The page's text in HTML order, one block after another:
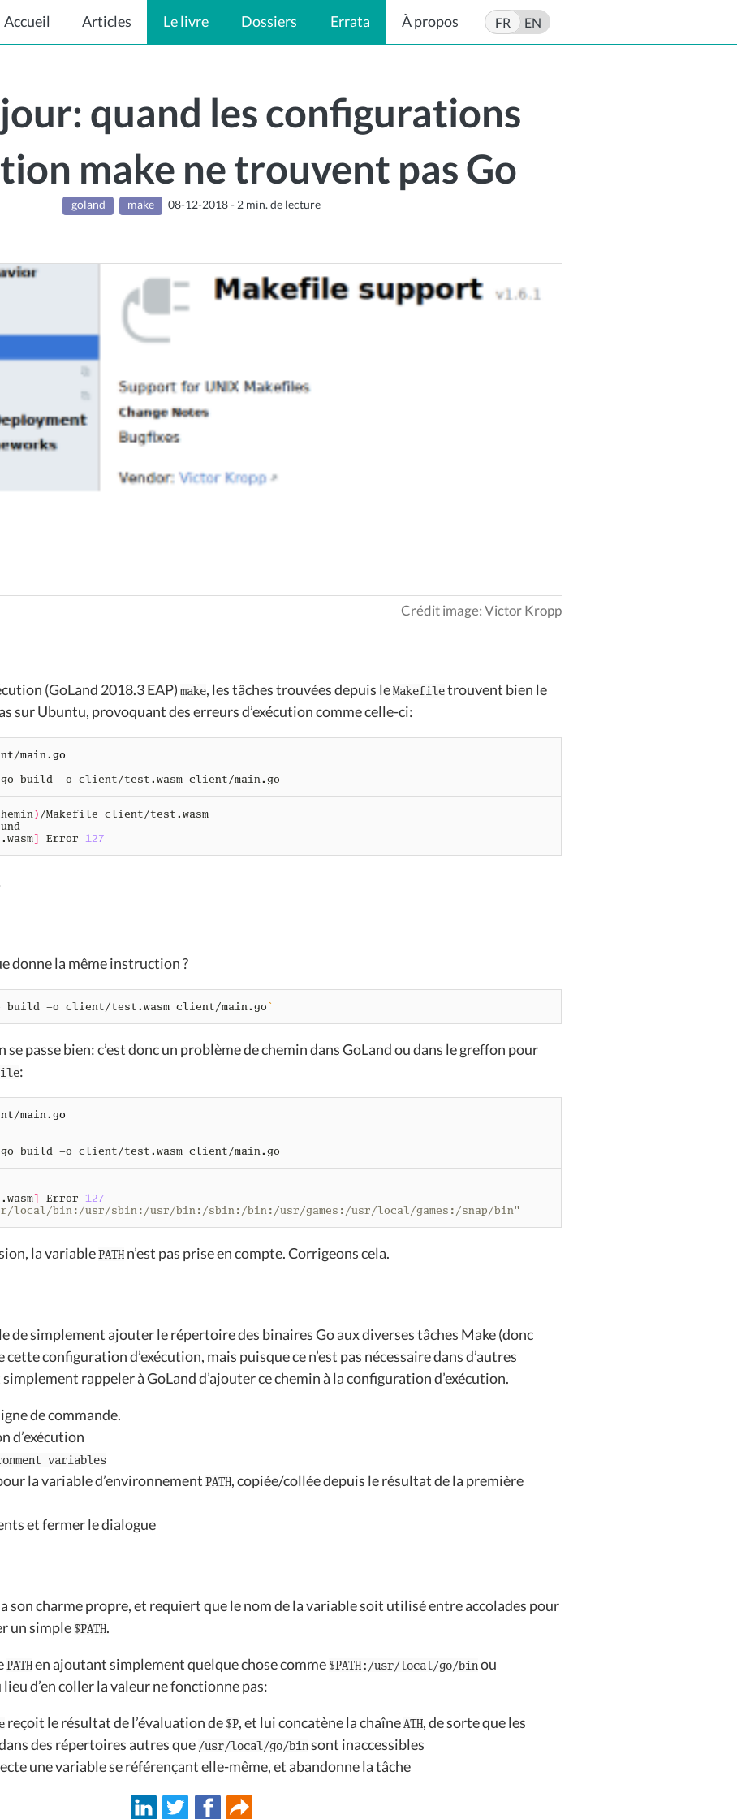
Accueil Articles Le livre Dossiers Errata À propos FR EN
quand les configurations
make ne trouvent pas Go
goland make 08-12-2018 - 2 min. de lecture
Crédit image: Victor Kropp
(GoLand 2018.3 EAP) make, les tâches trouvées depuis leMakefiletrouvent bien le
sur Ubuntu, provoquant des erreurs d’exécution comme celle-ci:
/main. go
)
/Makefile client/test.wasm
/bin/sh: 1: go: not found
] Error 127
donne la même instruction ?
build -o client/test.wasm client/main.go `
passe bien: c’est donc un problème de chemin dans GoLand ou dans le greffon pour
:
/main . go
] Error 127
local/bin:/usr/sbin:/usr/bin:/sbin:/bin:/usr/games:/usr/local/games:/snap/bin"
la variablePATH n’est pas prise en compte. Corrigeons cela.
de simplement ajouter le répertoire des binaires Go aux diverses tâches Make (donc
cette configuration d’exécution, mais puisque ce n’est pas nécessaire dans d’autres
rappeler à GoLand d’ajouter ce chemin à la configuration d’exécution.
de commande.
d’exécution
variables
la variable d’environnement PATH, copiée/collée depuis le résultat de la première
et fermer le dialogue
a son charme propre, et requiert que le nom de la variable soit utilisé entre accolades pour
un simple $PATH.
PATHen ajoutant simplement quelque chose comme $PATH:/usr/local/go/binou
lieu d’en coller la valeur ne fonctionne pas:
reçoit le résultat de l’évaluation de $P, et lui concatène la chaîneATH, de sorte que les
des répertoires autres que /usr/local/go/binsont inaccessibles
une variable se référençant elle-même, et abandonne la tâche